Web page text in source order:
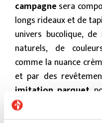
campagne sera
longs rideaux et de
univers bucolique,
naturels, de
comme la nuance
et par des
imitation parquet
chevron.